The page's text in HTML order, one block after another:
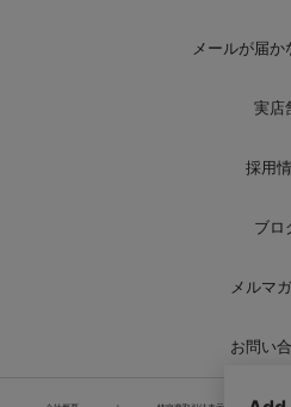
メールが届か
実店
採用
ブロ
メルマ
お問い